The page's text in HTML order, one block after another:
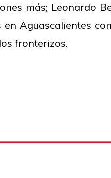
más; Leonardo
Aguascalientes
fronterizos.